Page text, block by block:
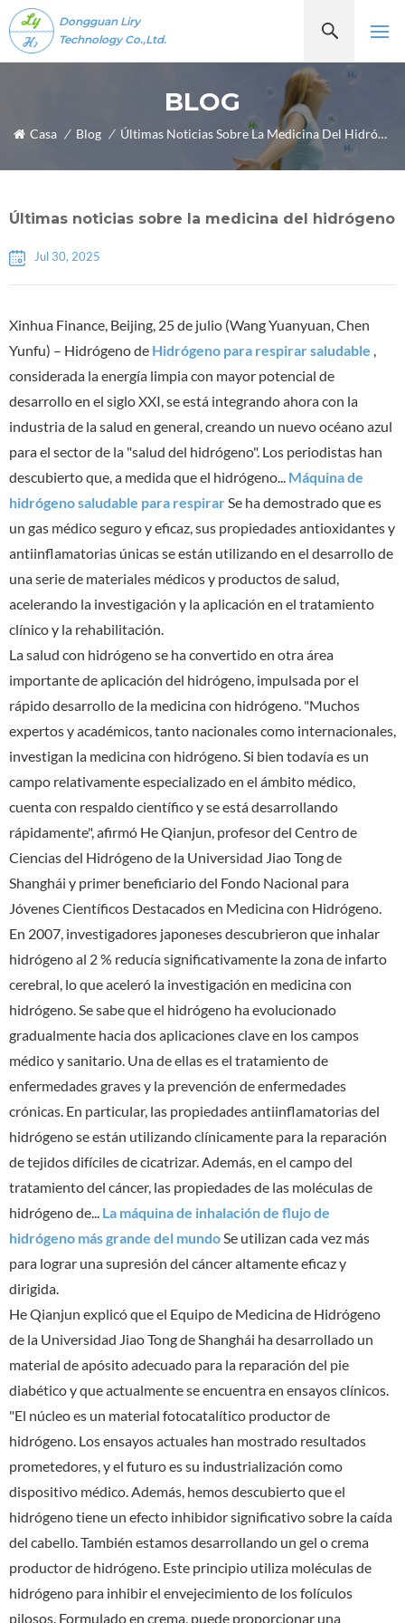
Dongguan Liry
Technology Co.,Ltd.
BLOG
Casa / Blog / Últimas Noticias Sobre La Medicina Del Hidrógeno
Últimas noticias sobre la medicina del hidrógeno
Jul 30, 2025
Xinhua Finance, Beijing, 25 de julio (Wang Yuanyuan, Chen
Yunfu) – Hidrógeno de Hidrógeno para respirar saludable ,
considerada la energía limpia con mayor potencial de
desarrollo en el siglo XXI, se está integrando ahora con la
industria de la salud en general, creando un nuevo océano azul
para el sector de la "salud del hidrógeno". Los periodistas han
descubierto que, a medida que el hidrógeno... Máquina de
hidrógeno saludable para respirarSe ha demostrado que es
un gas médico seguro y eficaz, sus propiedades antioxidantes y
antiinflamatorias únicas se están utilizando en el desarrollo de
una serie de materiales médicos y productos de salud,
acelerando la investigación y la aplicación en el tratamiento
clínico y la rehabilitación.
La salud con hidrógeno se ha convertido en otra área
importante de aplicación del hidrógeno, impulsada por el
rápido desarrollo de la medicina con hidrógeno. "Muchos
expertos y académicos, tanto nacionales como internacionales,
investigan la medicina con hidrógeno. Si bien todavía es un
campo relativamente especializado en el ámbito médico,
cuenta con respaldo científico y se está desarrollando
rápidamente", afirmó He Qianjun, profesor del Centro de
Ciencias del Hidrógeno de la Universidad Jiao Tong de
Shanghái y primer beneficiario del Fondo Nacional para
Jóvenes Científicos Destacados en Medicina con Hidrógeno.
En 2007, investigadores japoneses descubrieron que inhalar
hidrógeno al 2 % reducía significativamente la zona de infarto
cerebral, lo que aceleró la investigación en medicina con
hidrógeno. Se sabe que el hidrógeno ha evolucionado
gradualmente hacia dos aplicaciones clave en los campos
médico y sanitario. Una de ellas es el tratamiento de
enfermedades graves y la prevención de enfermedades
crónicas. En particular, las propiedades antiinflamatorias del
hidrógeno se están utilizando clínicamente para la reparación
de tejidos difíciles de cicatrizar. Además, en el campo del
tratamiento del cáncer, las propiedades de las moléculas de
hidrógeno de... La máquina de inhalación de flujo de
hidrógeno más grande del mundoSe utilizan cada vez más
para lograr una supresión del cáncer altamente eficaz y
dirigida.
He Qianjun explicó que el Equipo de Medicina de Hidrógeno
de la Universidad Jiao Tong de Shanghái ha desarrollado un
material de apósito adecuado para la reparación del pie
diabético y que actualmente se encuentra en ensayos clínicos.
"El núcleo es un material fotocatalítico productor de
hidrógeno. Los ensayos actuales han mostrado resultados
prometedores, y el futuro es su industrialización como
dispositivo médico. Además, hemos descubierto que el
hidrógeno tiene un efecto inhibidor significativo sobre la caída
del cabello. También estamos desarrollando un gel o crema
productor de hidrógeno. Este principio utiliza moléculas de
hidrógeno para inhibir el envejecimiento de los folículos
pilosos. Formulado en crema, puede proporcionar una